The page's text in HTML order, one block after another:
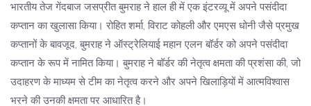
भारतीय तेज गेंदबाज जसप्रीत बुमराह ने हाल ही में एक इंटरव्यू में अपने पसंदीदा
कप्तान का खुलासा किया। रोहित शर्मा, विराट कोहली और एमएस धोनी जैसे प्रमुख
कप्तानों के बावजूद, बुमराह ने ऑस्ट्रेलियाई महान एलन बॉर्डर को अपने पसंदीदा
कप्तान के रूप में नामित किया। बुमराह ने बॉर्डर की नेतृत्व क्षमता की प्रशंसा की, जो
उदाहरण के माध्यम से टीम का नेतृत्व करने और अपने खिलाड़ियों में आत्मविश्वास
भरने की उनकी क्षमता पर आधारित है।